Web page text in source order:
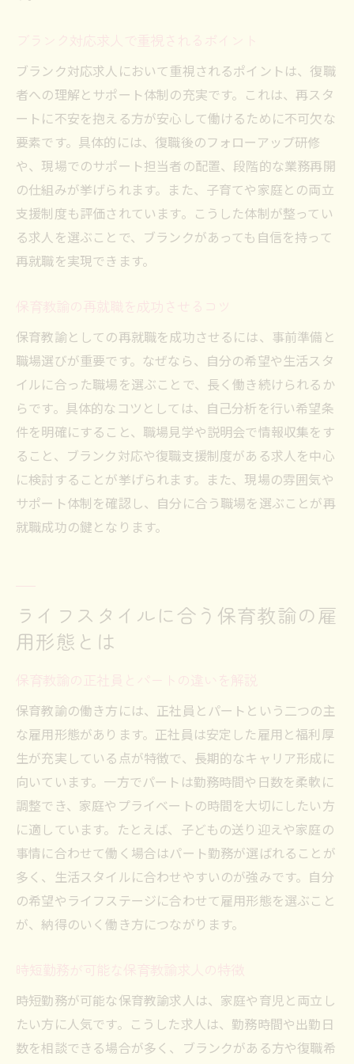
ブランク対応求人で重視されるポイント
ブランク対応求人において重視されるポイントは、復職
者への理解とサポート体制の充実です。これは、再スタ
ートに不安を抱える方が安心して働けるために不可欠な
要素です。具体的には、復職後のフォローアップ研修
や、現場でのサポート担当者の配置、段階的な業務再開
の仕組みが挙げられます。また、子育てや家庭との両立
支援制度も評価されています。こうした体制が整ってい
る求人を選ぶことで、ブランクがあっても自信を持って
再就職を実現できます。
保育教諭の再就職を成功させるコツ
保育教諭としての再就職を成功させるには、事前準備と
職場選びが重要です。なぜなら、自分の希望や生活スタ
イルに合った職場を選ぶことで、長く働き続けられるか
らです。具体的なコツとしては、自己分析を行い希望条
件を明確にすること、職場見学や説明会で情報収集をす
ること、ブランク対応や復職支援制度がある求人を中心
に検討することが挙げられます。また、現場の雰囲気や
サポート体制を確認し、自分に合う職場を選ぶことが再
就職成功の鍵となります。
ライフスタイルに合う保育教諭の雇
用形態とは
保育教諭の正社員とパートの違いを解説
保育教諭の働き方には、正社員とパートという二つの主
な雇用形態があります。正社員は安定した雇用と福利厚
生が充実している点が特徴で、長期的なキャリア形成に
向いています。一方でパートは勤務時間や日数を柔軟に
調整でき、家庭やプライベートの時間を大切にしたい方
に適しています。たとえば、子どもの送り迎えや家庭の
事情に合わせて働く場合はパート勤務が選ばれることが
多く、生活スタイルに合わせやすいのが強みです。自分
の希望やライフステージに合わせて雇用形態を選ぶこと
が、納得のいく働き方につながります。
時短勤務が可能な保育教諭求人の特徴
時短勤務が可能な保育教諭求人は、家庭や育児と両立し
たい方に人気です。こうした求人は、勤務時間や出勤日
数を相談できる場合が多く、ブランクがある方や復職希